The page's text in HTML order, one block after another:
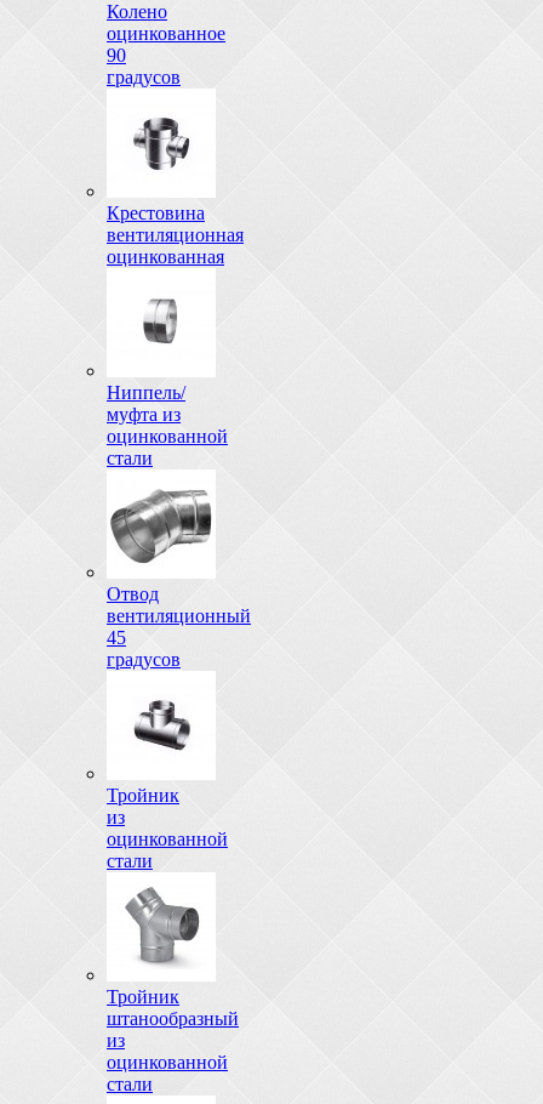
Колено
оцинкованное
90
градусов
Крестовина
вентиляционная
оцинкованная
Ниппель/
муфта из
оцинкованной
стали
Отвод
вентиляционный
45
градусов
Тройник
из
оцинкованной
стали
Тройник
штанообразный
из
оцинкованной
стали